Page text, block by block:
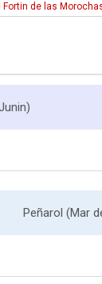
Fortin de las
Peñarol (Mar